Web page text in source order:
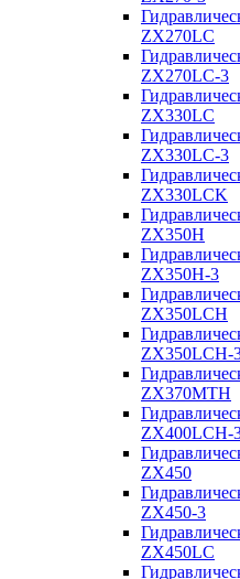
ZX270LC
ZX270LC-3
ZX330LC
ZX330LC-3
ZX330LCK
ZX350H
ZX350H-3
ZX350LCH
ZX350LCH-
ZX370MTH
ZX400LCH-
ZX450
ZX450-3
ZX450LC